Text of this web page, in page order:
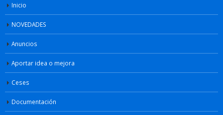
Inicio
NOVEDADES
Anuncios
Aportar idea o mejora
Ceses
Documentación